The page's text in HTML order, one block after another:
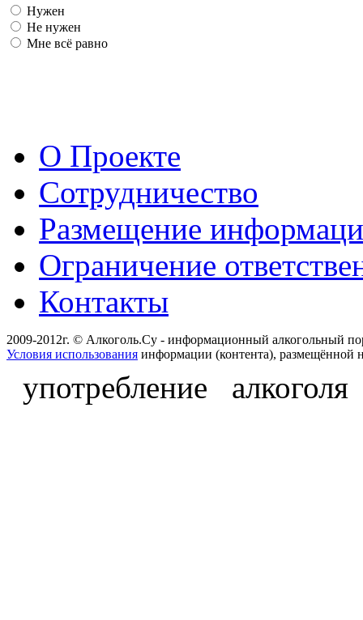
Нужен
Не нужен
Мне всё равно
О Проекте
Сотрудничество
Размещение
Ограничение
Контакты
2009-2012г. © Алкоголь.Су - информационный алкогольный
Условия использования информации (контента), размещённой
употребление